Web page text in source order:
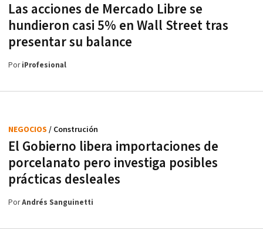
Las acciones de Mercado Libre se
hundieron casi 5% en Wall Street tras
presentar su balance
PoriProfesional
El Gobierno libera importaciones de
porcelanato pero investiga posibles
prácticas desleales
NEGOCIOS / Construción
PorAndrés Sanguinetti